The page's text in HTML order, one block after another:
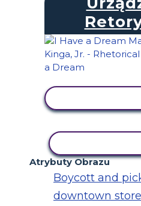
Atrybuty Obrazu
Boycott and
downtown